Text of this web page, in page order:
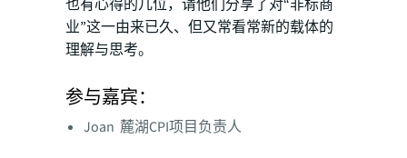
也有心得的几位，请他们分享了对“非标商
业”这一由来已久、但又常看常新的载体的
理解与思考。
参与嘉宾：
Joan 麓湖CPI项目负责人